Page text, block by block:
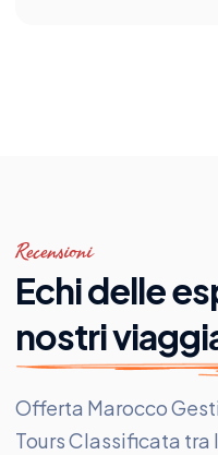
Recensioni
Echi delle
nostri
Offerta Marocco
Tours Classificata tra